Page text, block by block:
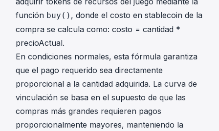
función buy() , donde el costo en stablecoin de la
compra se calcula como: costo = cantidad *
precioActual.
En condiciones normales, esta fórmula garantiza
que el pago requerido sea directamente
proporcional a la cantidad adquirida. La curva de
vinculación se basa en el supuesto de que las
compras más grandes requieren pagos
proporcionalmente mayores, manteniendo la